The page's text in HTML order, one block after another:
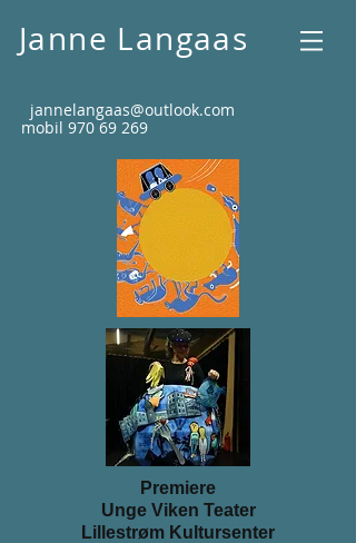
Janne Langaas
jannelangaas@outlook.com
mobil 970 69 269
Premiere
Unge Viken Teater
Lillestrøm Kultursenter